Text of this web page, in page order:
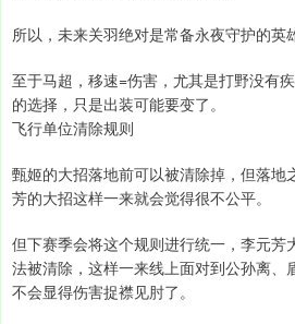
所以，未来关羽绝对是常备永夜守护的英雄
至于马超，移速=伤害，尤其是打野没有
的选择，只是出装可能要变了。
飞行单位清除规则
甄姬的大招落地前可以被清除掉，但落地
芳的大招这样一来就会觉得很不公平。
但下赛季会将这个规则进行统一，李元芳
法被清除，这样一来线上面对到公孙离、
不会显得伤害捉襟见肘了。